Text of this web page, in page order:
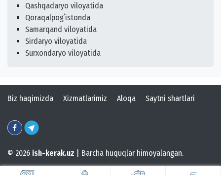
Qashqadaryo viloyatida
Qoraqalpogʻistonda
Samarqand viloyatida
Sirdaryo viloyatida
Surxondaryo viloyatida
Biz haqimizda Xizmatlarimiz Aloqa Saytni shartlari
© 2026 ish-kerak.uz | Barcha huquqlar himoyalangan.